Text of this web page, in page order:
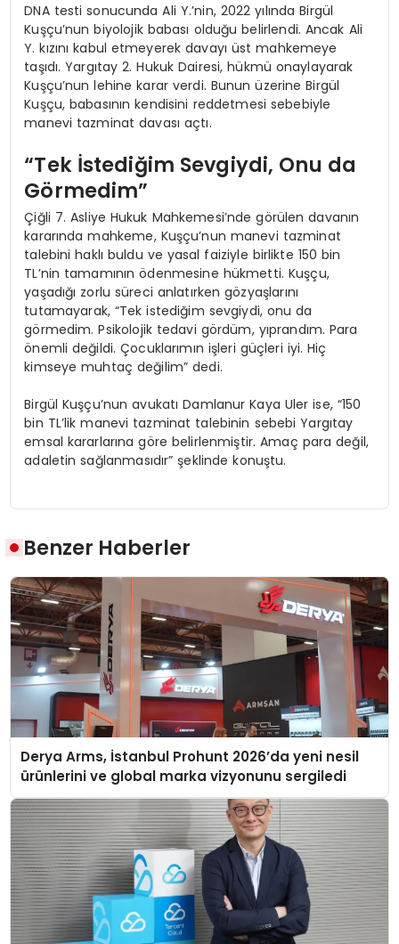
DNA testi sonucunda Ali Y.’nin, 2022 yılında Birgül
Kuşçu’nun biyolojik babası olduğu belirlendi. Ancak Ali
Y. kızını kabul etmeyerek davayı üst mahkemeye
taşıdı. Yargıtay 2. Hukuk Dairesi, hükmü onaylayarak
Kuşçu’nun lehine karar verdi. Bunun üzerine Birgül
Kuşçu, babasının kendisini reddetmesi sebebiyle
manevi tazminat davası açtı.
“Tek İstediğim Sevgiydi, Onu da
Görmedim”
Çiğli 7. Asliye Hukuk Mahkemesi’nde görülen davanın
kararında mahkeme, Kuşçu’nun manevi tazminat
talebini haklı buldu ve yasal faiziyle birlikte 150 bin
TL’nin tamamının ödenmesine hükmetti. Kuşçu,
yaşadığı zorlu süreci anlatırken gözyaşlarını
tutamayarak, “Tek istediğim sevgiydi, onu da
görmedim. Psikolojik tedavi gördüm, yıprandım. Para
önemli değildi. Çocuklarımın işleri güçleri iyi. Hiç
kimseye muhtaç değilim” dedi.
Birgül Kuşçu’nun avukatı Damlanur Kaya Uler ise, “150
bin TL’lik manevi tazminat talebinin sebebi Yargıtay
emsal kararlarına göre belirlenmiştir. Amaç para değil,
adaletin sağlanmasıdır” şeklinde konuştu.
Benzer Haberler
Derya Arms, İstanbul Prohunt 2026’da yeni nesil
ürünlerini ve global marka vizyonunu sergiledi